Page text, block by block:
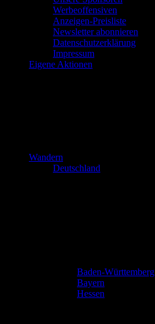
Werbeoffensiven
Anzeigen-Preisliste
Newsletter abonnieren
Datenschutzerklärung
Impressum
Eigene Aktionen
Wandern
Deutschland
Baden-Württemberg
Bayern
Hessen